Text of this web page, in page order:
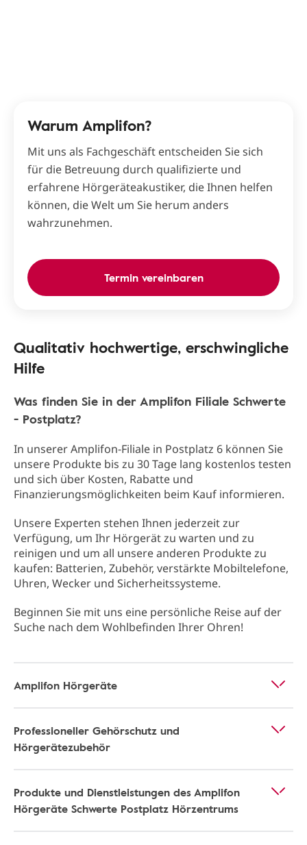
Warum Amplifon?
Mit uns als Fachgeschäft entscheiden Sie sich
für die Betreuung durch qualifizierte und
erfahrene Hörgeräteakustiker, die Ihnen helfen
können, die Welt um Sie herum anders
wahrzunehmen.
Termin vereinbaren
Qualitativ hochwertige, erschwingliche
Hilfe
Was finden Sie in der Amplifon Filiale Schwerte
- Postplatz?
In unserer Amplifon-Filiale in Postplatz 6 können Sie
unsere Produkte bis zu 30 Tage lang kostenlos testen
und sich über Kosten, Rabatte und
Finanzierungsmöglichkeiten beim Kauf informieren.
Unsere Experten stehen Ihnen jederzeit zur
Verfügung, um Ihr Hörgerät zu warten und zu
reinigen und um all unsere anderen Produkte zu
kaufen: Batterien, Zubehör, verstärkte Mobiltelefone,
Uhren, Wecker und Sicherheitssysteme.
Beginnen Sie mit uns eine persönliche Reise auf der
Suche nach dem Wohlbefinden Ihrer Ohren!
Amplifon Hörgeräte
Professioneller Gehörschutz und
Hörgerätezubehör
Produkte und Dienstleistungen des Amplifon
Hörgeräte Schwerte Postplatz Hörzentrums